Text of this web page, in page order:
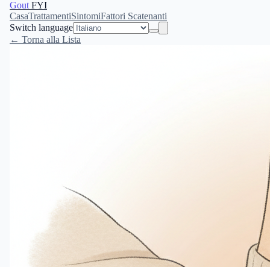
Gout FYI
CasaTrattamentiSintomiFattori Scatenanti
Switch language
← Torna alla Lista